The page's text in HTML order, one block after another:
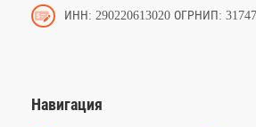
ИНН: 290220613020 ОГРНИП:
Навигация